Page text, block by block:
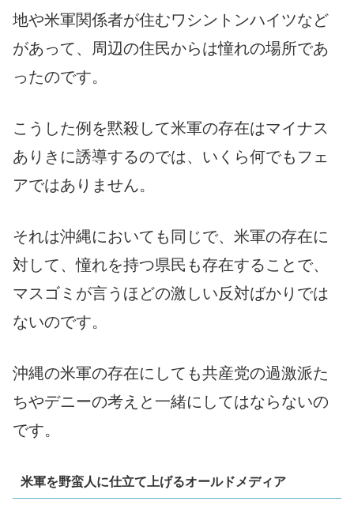
地や米軍関係者が住むワシントンハイツなど
があって、周辺の住民からは憧れの場所であ
ったのです。
こうした例を黙殺して米軍の存在はマイナス
ありきに誘導するのでは、いくら何でもフェ
アではありません。
それは沖縄においても同じで、米軍の存在に
対して、憧れを持つ県民も存在することで、
マスゴミが言うほどの激しい反対ばかりでは
ないのです。
沖縄の米軍の存在にしても共産党の過激派た
ちやデニーの考えと一緒にしてはならないの
です。
米軍を野蛮人に仕立て上げるオールドメディア